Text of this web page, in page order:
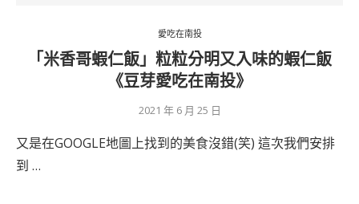
愛吃在南投
「米香哥蝦仁飯」粒粒分明又入味的蝦仁飯
《豆芽愛吃在南投》
2021 年 6 月 25 日
又是在GOOGLE地圖上找到的美食沒錯(笑) 這次我們安排
到 …